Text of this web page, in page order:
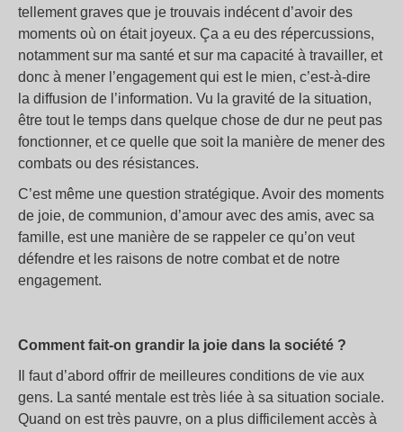
tellement graves que je trouvais indécent d’avoir des
moments où on était joyeux. Ça a eu des répercussions,
notamment sur ma santé et sur ma capacité à travailler, et
donc à mener l’engagement qui est le mien, c’est-à-dire
la diffusion de l’information. Vu la gravité de la situation,
être tout le temps dans quelque chose de dur ne peut pas
fonctionner, et ce quelle que soit la manière de mener des
combats ou des résistances.
C’est même une question stratégique. Avoir des moments
de joie, de communion, d’amour avec des amis, avec sa
famille, est une manière de se rappeler ce qu’on veut
défendre et les raisons de notre combat et de notre
engagement.
Comment fait-on grandir la joie dans la société ?
Il faut d’abord offrir de meilleures conditions de vie aux
gens. La santé mentale est très liée à sa situation sociale.
Quand on est très pauvre, on a plus difficilement accès à